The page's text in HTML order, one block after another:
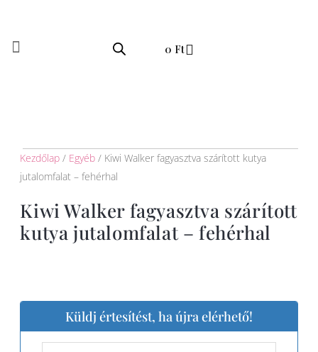
content
0 FtKosár
Kezdőlap / Egyéb / Kiwi Walker fagyasztva szárított kutya
jutalomfalat – fehérhal
Kiwi Walker fagyasztva szárított
kutya jutalomfalat – fehérhal
Küldj értesítést, ha újra elérhető!